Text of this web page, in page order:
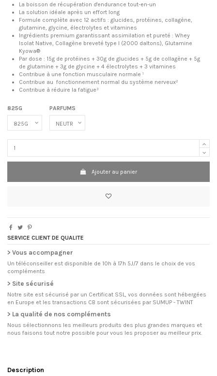
La boisson de récupération d'endurance tout-en-un
La solution idéale après un effort long
Formule complète avec 12 actifs : glucides, protéines, collagène,
glutamine, glycine, électrolytes et vitamines
Ingrédients premium garantissant assimilation et pureté : Whey
Isolat Native, Collagène breveté type I (2000 daltons), Glutamine
Kyowa®
Par dose : 15g de protéines + 30g de glucides + 5g de collagène + 5g
de glutamine + 3g de glycine + 4 électrolytes + 3 vitamines
Contribue à une fonction musculaire normale ¹
Contribue au fonctionnement normal du système nerveux²
Contribue à réduire la fatigue³
825G PARFUMS
Ajouter au panier
SERVICE CLIENT DE QUALITE
> Vous accompagner
Un téléconseiller est disponible de 10h à 17h 5J/7 dans le choix de vos
compléments
> Site sécurisé
Notre site est sécurisé par un Certificat SSL, vos données sont hébergées
en Europe et les transactions CB sont sécurisées par SUMUP - TWINT
> La qualité de nos compléments
Nous sélectionnons les meilleurs produits des plus grandes marques et
nous faisons tout notre possible pour vous les proposer au meilleur prix.
Description